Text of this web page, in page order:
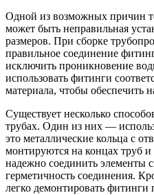
Одной из возможных причин
может быть неправильная
размеров. При сборке
правильное соединение
исключить проникновение
использовать фитинги
материала, чтобы обеспечить
Существует несколько
трубах. Один из них —
это металлические кольца с
монтируются на концах труб
надежно соединить элементы
герметичность соединения.
легко демонтировать фитинги